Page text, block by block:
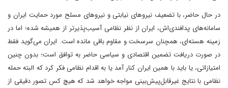
در حال حاضر، با تضعیف نیروهای نیابتی و نیروهای مسلح مورد حمایت ایران و
سامانه‌های پدافندی‌اش، ایران از نظر نظامی آسیب‌پذیرتر از همیشه شده؛ اما در
زمینه هسته‌ای، همچنان سرسخت و مقاوم باقی مانده است. ایران می‌گوید فقط
در صورت دریافت تضمین اقتصادی و سیاسی حاضر به توافق است؛ بدون چنین
امتیازاتی، یا باید با همین ایران کنار آمد یا به اقدام نظامی فکر کرد که البته حمله
نظامی با نتایج غیرقابل‌پیش‌بینی مواجه خواهد شد که هیچ کس تصور دقیقی از